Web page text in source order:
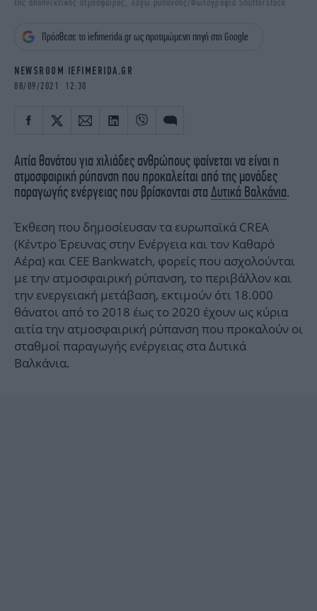
iBOOKS
ΖΩΔΙΑ
OSCARS
NEWSLETTER
της αποπνικτικής ατμόσφαιρας, λόγω ρύπανσης/Φωτογραφία Shutterstock
Πρόσθεσε το iefimerida.gr ως προτιμώμενη πηγή στη Google
NEWSROOM IEFIMERIDA.GR
08/09/2021 12:30
Aιτία θανάτου για χιλιάδες ανθρώπους φαίνεται να είναι η
ατμοσφαιρική ρύπανση που προκαλείται από της μονάδες
παραγωγής ενέργειας που βρίσκονται στα Δυτικά Βαλκάνια.
Έκθεση που δημοσίευσαν τα ευρωπαϊκά CREA
(Κέντρο Έρευνας στην Ενέργεια και τον Καθαρό
Αέρα) και CEE Bankwatch, φορείς που ασχολούνται
με την ατμοσφαιρική ρύπανση, το περιβάλλον και
την ενεργειακή μετάβαση, εκτιμούν ότι 18.000
θάνατοι από το 2018 έως το 2020 έχουν ως κύρια
αιτία την ατμοσφαιρική ρύπανση που προκαλούν οι
σταθμοί παραγωγής ενέργειας στα Δυτικά
Βαλκάνια.